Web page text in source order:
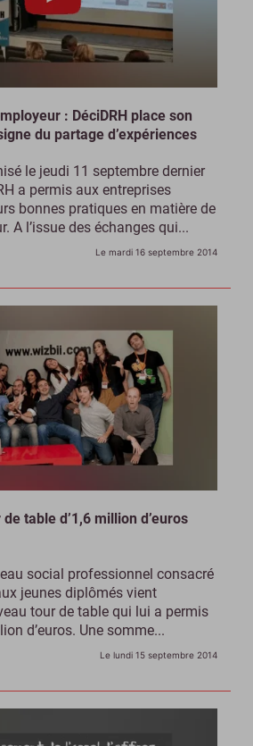
: DéciDRH place son
du partage d’expériences
le jeudi 11 septembre dernier
a permis aux entreprises
bonnes pratiques en matière de
A l’issue des échanges qui...
Le mardi 16 septembre 2014
table d’1,6 million d’euros
social professionnel consacré
jeunes diplômés vient
tour de table qui lui a permis
d’euros. Une somme...
Le lundi 15 septembre 2014